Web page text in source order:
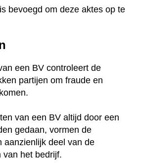
bevoegd om deze aktes op te
een BV controleert de
partijen om fraude en
van een BV altijd door een
gedaan, vormen de
aanzienlijk deel van de
van het bedrijf.